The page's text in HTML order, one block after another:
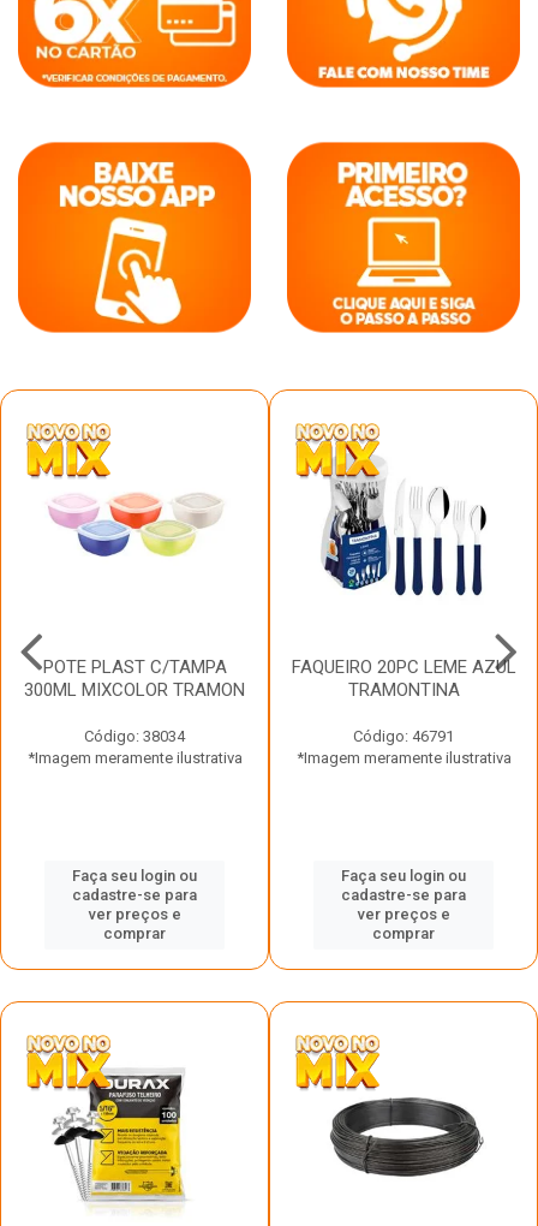
POTE PLAST C/TAMPA
300ML MIXCOLOR TRAMON
Código: 38034
*Imagem meramente ilustrativa
Faça seu login ou
cadastre-se para
ver preços e
comprar
FAQUEIRO 20PC LEME AZUL
TRAMONTINA
Código: 46791
*Imagem meramente ilustrativa
Faça seu login ou
cadastre-se para
ver preços e
comprar